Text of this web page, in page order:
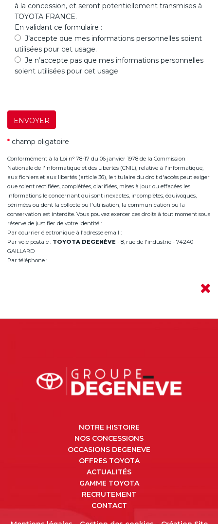
à la concession, et seront potentiellement transmises à
TOYOTA FRANCE.
En validant ce formulaire :
J’accepte que mes informations personnelles soient
utilisées pour cet usage.
Je n’accepte pas que mes informations personnelles
soient utilisées pour cet usage
ENVOYER
* champ oligatoire
Conformément à la Loi n° 78-17 du 06 janvier 1978 de la Commission
Nationale de l'Informatique et des Libertés (CNIL), relative à l'informatique,
aux fichiers et aux libertés (article 36), le titulaire du droit d'accès peut exiger
que soient rectifiées, complétées, clarifiées, mises à jour ou effacées les
informations le concernant qui sont inexactes, incomplètes, équivoques,
périmées ou dont la collecte ou l'utilisation, la communication ou la
conservation est interdite. Vous pouvez exercer ces droits à tout moment sous
réserve de justifier de votre identité :
Par courrier électronique à l’adresse email :
Par voie postale : TOYOTA DEGENÈVE - 8, rue de l'industrie - 74240
GAILLARD
Par téléphone :
NOTRE HISTOIRE
NOS CONCESSIONS
OCCASIONS DEGENEVE
OFFRES TOYOTA
ACTUALITÉS
GAMME TOYOTA
RECRUTEMENT
CONTACT